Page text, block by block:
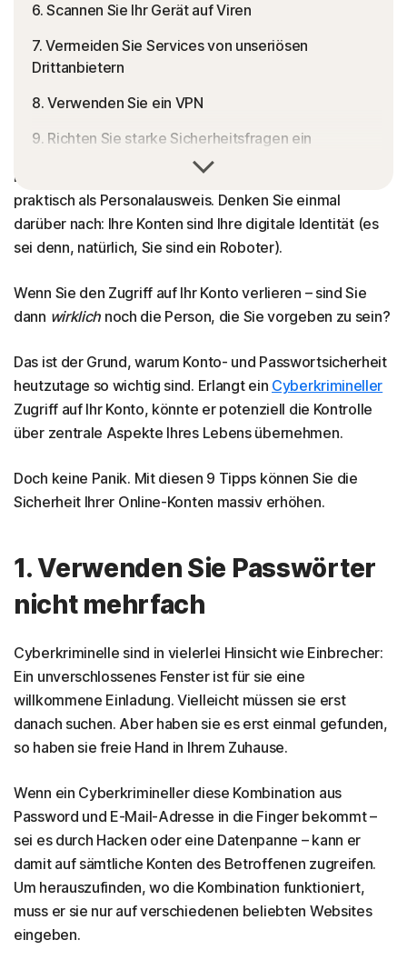
6. Scannen Sie Ihr Gerät auf Viren
7. Vermeiden Sie Services von unseriösen
Drittanbietern
8. Verwenden Sie ein VPN
9. Richten Sie starke Sicherheitsfragen ein
in sozialen Medien unterwegs sind, dient Ihr Konto
praktisch als Personalausweis. Denken Sie einmal
darüber nach: Ihre Konten sind Ihre digitale Identität (es
sei denn, natürlich, Sie sind ein Roboter).
Wenn Sie den Zugriff auf Ihr Konto verlieren – sind Sie
dann wirklich noch die Person, die Sie vorgeben zu sein?
Das ist der Grund, warum Konto- und Passwortsicherheit
heutzutage so wichtig sind. Erlangt ein Cyberkrimineller
Zugriff auf Ihr Konto, könnte er potenziell die Kontrolle
über zentrale Aspekte Ihres Lebens übernehmen.
Doch keine Panik. Mit diesen 9 Tipps können Sie die
Sicherheit Ihrer Online-Konten massiv erhöhen.
1. Verwenden Sie Passwörter
nicht mehrfach
Cyberkriminelle sind in vielerlei Hinsicht wie Einbrecher:
Ein unverschlossenes Fenster ist für sie eine
willkommene Einladung. Vielleicht müssen sie erst
danach suchen. Aber haben sie es erst einmal gefunden,
so haben sie freie Hand in Ihrem Zuhause.
Wenn ein Cyberkrimineller diese Kombination aus
Password und E-Mail-Adresse in die Finger bekommt –
sei es durch Hacken oder eine Datenpanne – kann er
damit auf sämtliche Konten des Betroffenen zugreifen.
Um herauszufinden, wo die Kombination funktioniert,
muss er sie nur auf verschiedenen beliebten Websites
eingeben.